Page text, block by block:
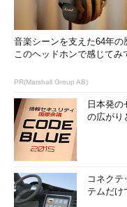
音楽シーンを支えた64年の
このヘッドホンで感じてみ
PR(Marshall Group AB)
日本発
の広がり
コネクテ
テムだけ